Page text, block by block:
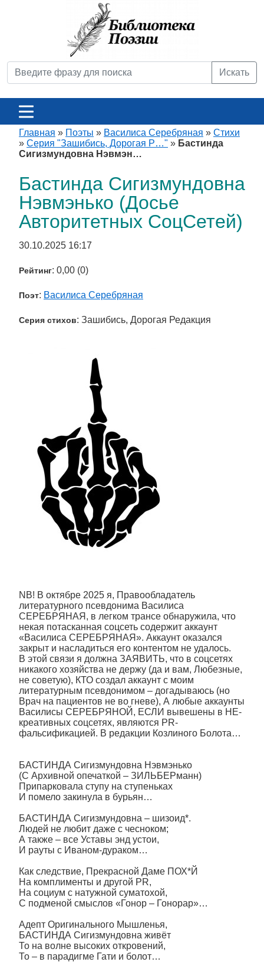
Искать
Главная » Поэты » Василиса Серебряная » Стихи
» Серия "Зашибись, Дорогая Р…" » Бастинда
Сигизмундовна Нэвмэн…
Бастинда Сигизмундовна
Нэвмэнько (Досье
Авторитетных СоцСетей)
30.10.2025 16:17
Рейтинг: 0,00 (0)
Поэт: Василиса Серебряная
Серия стихов: Зашибись, Дорогая Редакция
NB! В октябре 2025 я, Правообладатель
литературного псевдонима Василиса
СЕРЕБРЯНАЯ, в легком трансе обнаружила, что
некая потасканная соцсеть содержит аккаунт
«Василиса СЕРЕБРЯНАЯ». Аккаунт оказался
закрыт и насладиться его контентом не удалось.
В этой связи я должна ЗАЯВИТЬ, что в соцсетях
никакого хозяйства не держу (да и вам, Любезные,
не советую), КТО создал аккаунт с моим
литературным псевдонимом – догадываюсь (но
Врач на пациентов не во гневе), А любые аккаунты
Василисы СЕРЕБРЯНОЙ, ЕСЛИ вывешены в НЕ-
креативных соцсетях, являются PR-
фальсификацией. В редакции Козлиного Болота…
БАСТИНДА Сигизмундовна Нэвмэнько
(С Архивной опечаткой – ЗИЛЬБЕРманн)
Припарковала ступу на ступеньках
И помело закинула в бурьян…
БАСТИНДА Сигизмундовна – шизоид*.
Людей не любит даже с чесноком;
А также – все Уставы энд устои,
И рауты с Иваном-дураком…
Как следствие, Прекрасной Даме ПОХ*Й
На комплименты и другой PR,
На социум с натужной суматохой,
С подменой смыслов «Гонор – Гонорар»…
Адепт Оригинального Мышленья,
БАСТИНДА Сигизмундовна живёт
То на волне высоких откровений,
То – в парадигме Гати и болот…